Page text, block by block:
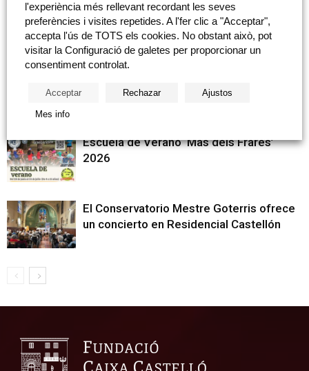
Fundació Caixa Castelló y el Real Casino
Antiguo de Castellón firman un convenio
de colaboración
concurso de redacción y dibujo de La Filà
Escuela de Verano ‘Mas dels Frares’
2026
El Conservatorio Mestre Goterris ofrece
un concierto en Residencial Castellón
l'experiència més rellevant recordant les seves
preferències i visites repetides. A l'fer clic a "Acceptar",
accepta l'ús de TOTS els cookies. No obstant això, pot
visitar la Configuració de galetes per proporcionar un
consentiment controlat.
Acceptar Rechazar Ajustos
Mes info